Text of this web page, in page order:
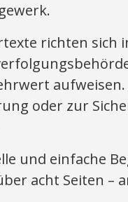
richten sich
oder zur
und einfache
acht Seiten –